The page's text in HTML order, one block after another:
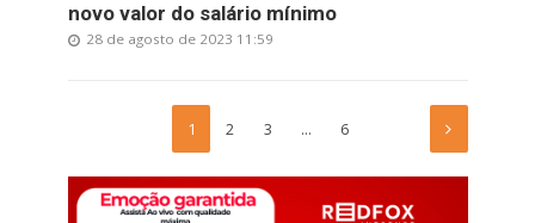
novo valor do salário mínimo
28 de agosto de 2023 11:59
1 2 3 … 6